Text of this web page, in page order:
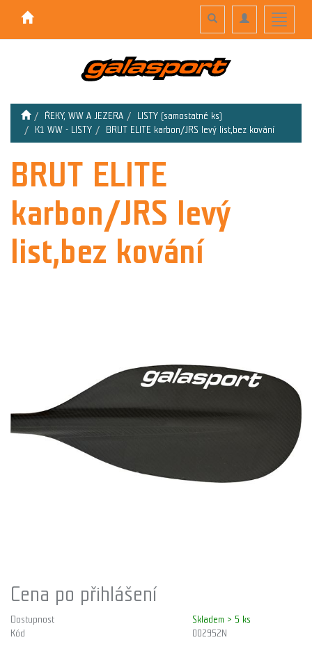
Toggle
Toggle
navigation
Toggle
search
ŘEKY, WW A JEZERA
LISTY (samostatné ks)
K1 WW - LISTY
BRUT ELITE karbon/JRS levý list,bez kování
BRUT ELITE
karbon/JRS levý
list,bez kování
Cena po přihlášení
Dostupnost
Skladem > 5 ks
Kód
002952N